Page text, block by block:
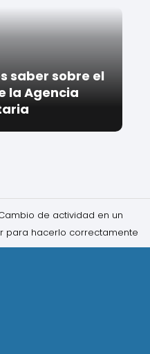
saber sobre el
la Agencia
de actividad en un
para hacerlo correctamente